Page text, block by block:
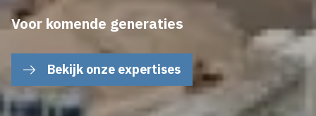
Voor komende generaties
Bekijk onze expertises